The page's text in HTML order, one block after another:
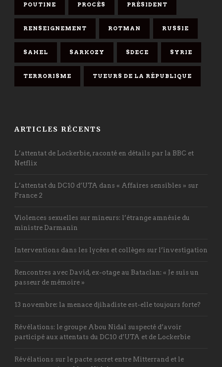
POUTINE PROCÈS PRÉSIDENT
RENSEIGNEMENT ROTMAN RUSSIE
SAHEL SARKOZY SDECE SYRIE
TERRORISME TUEURS DE LA RÉPUBLIQUE
ARTICLES RÉCENTS
L’attentat de Lockerbie, raconté en détails par la BBC et
Netflix
L’attentat du DC10 d’UTA dans « Affaires sensibles » sur
France 2
Violences sexuelles sur mineurs: l’étrange amnésie du
ministre Darmanin
Interventions dans les lycées et collèges sur l’investigation
Rencontres avec David, ex-otage au Bataclan: « Je suis un
passeur de mémoire »
13 novembre: la menace djihadiste est-elle toujours forte?
Révélations: le groupe Abou Nidal suspecté d’avoir
participé aux attentats du DC10 d’UTA et de Lockerbie
Révélations sur le pacte secret entre Mitterrand et le